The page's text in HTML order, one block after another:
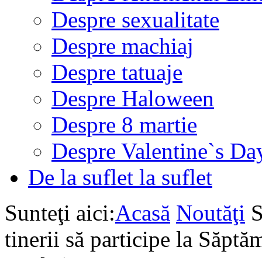
Despre sexualitate
Despre machiaj
Despre tatuaje
Despre Haloween
Despre 8 martie
Despre Valentine`s
De la suflet la suflet
Sunteţi aici:Acasă Noutăţi
tinerii să participe la